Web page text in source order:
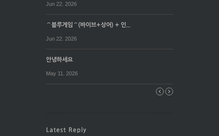
Jun 22. 2026
⌒블루게임⌒(바이브+상어) + 인...
Jun 22. 2026
안녕하세요
May 11. 2026